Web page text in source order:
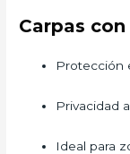
Carpas
Protección
Privacidad
Ideal para